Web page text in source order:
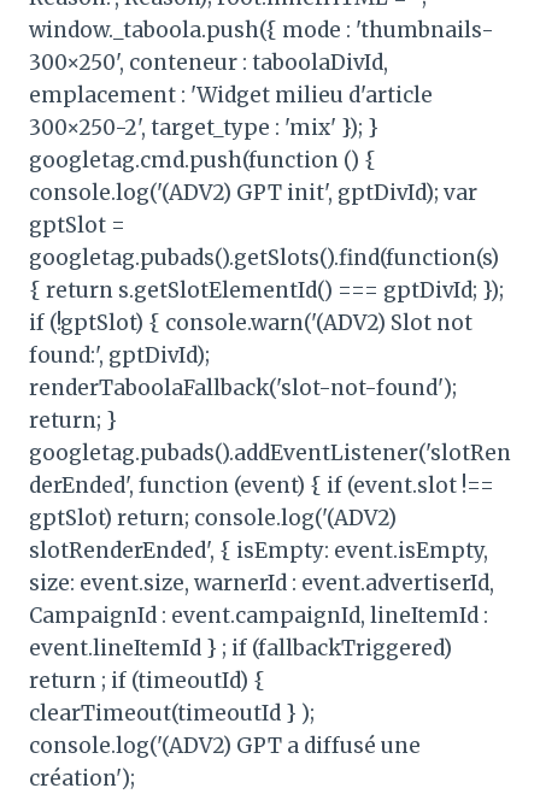
window._taboola.push({ mode : 'thumbnails-
300×250', conteneur : taboolaDivId,
emplacement : 'Widget milieu d'article
300×250-2', target_type : 'mix' }); }
googletag.cmd.push(function () {
console.log('(ADV2) GPT init', gptDivId); var
gptSlot =
googletag.pubads().getSlots().find(function(s)
{ return s.getSlotElementId() === gptDivId; });
if (!gptSlot) { console.warn('(ADV2) Slot not
found:', gptDivId);
renderTaboolaFallback('slot-not-found');
return; }
googletag.pubads().addEventListener('slotRen
derEnded', function (event) { if (event.slot !==
gptSlot) return; console.log('(ADV2)
slotRenderEnded', { isEmpty: event.isEmpty,
size: event.size, warnerId : event.advertiserId,
CampaignId : event.campaignId, lineItemId :
event.lineItemId } ; if (fallbackTriggered)
return ; if (timeoutId) {
clearTimeout(timeoutId } );
console.log('(ADV2) GPT a diffusé une
création');